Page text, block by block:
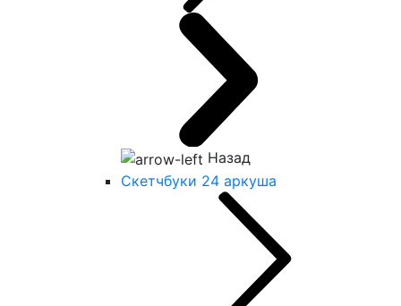
Назад
Скетчбуки 24 аркуша